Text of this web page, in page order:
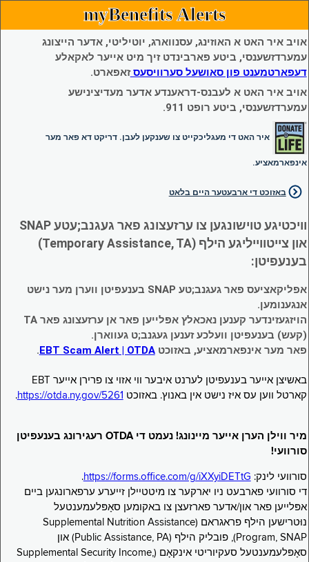
myBenefits Alerts
אויב איר האט א האוזינג, עסנווארג, יוטיליטי, אדער הייצונג
עמערדזשענסי, ביטע פארבינדט זיך מיט אייער לאקאלע
דעפארטמענט פון סאושעל סערוויסעסזאפארט.
אויב איר האט א לעבנס-דראענדע אדער מעדיצינישע
עמערדזשענסי, ביטע רופט 911.
איר האט די מעגליכקייט צו שענקען לעבן. דריקט דא פאר מער
אינפארמאציע.
באזוכט די ארבעטער היים בלאט
וויכטיגע טוישונגען צו ערזעצונג פאר געגנב;עטע SNAP
און צייטווייליגע הילף (Temporary Assistance, TA)
בענעפיטן:
אפליקאציעס פאר געגנב;טע SNAP בענעפיטן ווערן מער נישט
אנגענומען.
הויזגעזינדער קענען נאכאלץ אפּלייען פאר אן ערזעצונג פאר TA
(קעש) בענעפיטן וועלכע זענען געגנב;ט געווארן.
פאר מער אינפארמאציע, באזוכטEBT Scam Alert | OTDA
.
באשיצן אייער בענעפיטן לערנט איבער ווי אזוי צו פרירן אייער EBT
קארטל ווען עס איז נישט אין באנוץ. באזוכט https://otda.ny.gov/5261
.
מיר ווילן הערן אייער מיינונג! נעמט די OTDA רעגירונג בענעפיטן
סורוועי!
סורוועי לינק: https://forms.office.com/g/iXXyiDETtG
.
די סורוועי פארבעט ניו יארקער צו מיטטיילן זייערע ערפארונגען ביים
אפּלייען פאר און/אדער פארזעצן צו באקומען סאָפּלעמענטעל
נוּטרישען הילף פראגראם (Supplemental Nutrition Assistance
Program, SNAP), פובליק הילף (Public Assistance, PA) און
סאָפּלעמענטעל סעקיוריטי אינקאָם (Supplemental Security Income,